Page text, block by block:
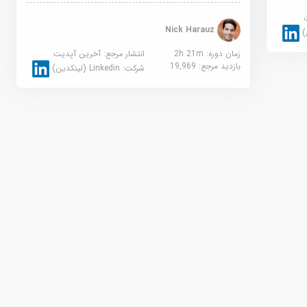
Nick Harauz
زمان دوره: 2h 21m
انتشار مرجع:آخرین آپدیت
بازدید مرجع: 19,969 شرکت: Linkedin (لینکدین)